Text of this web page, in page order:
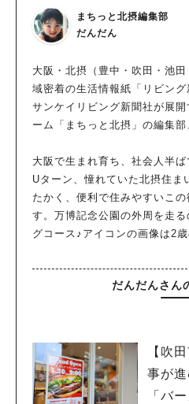
まちっと北摂編集部
だんだん
大阪・北摂（豊中・吹田・池
域密着の生活情報紙「リビン
サンケイリビング新聞社が展
ーム「まちっと北摂」の編集部
大阪で生まれ育ち、社会人半
Uターン、憧れていた北摂住ま
たかく、便利で住みやすいこ
す。万博記念公園の外周を走
グコース♪アイコンの画像は2歳
だんだんさん
【吹
事が
「バ